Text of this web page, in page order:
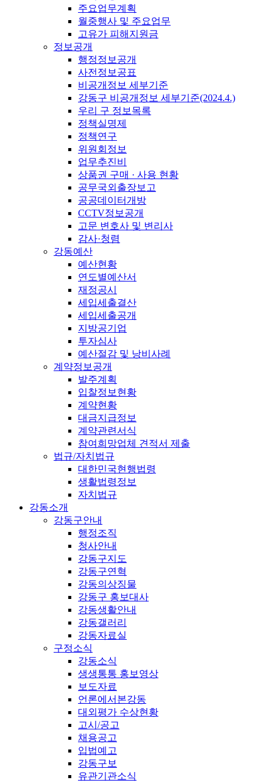
주요업무계획
월중행사 및 주요업무
고유가 피해지원금
정보공개
행정정보공개
사전정보공표
비공개정보 세부기준
강동구 비공개정보 세부기준(2024.4.)
우리 구 정보목록
정책실명제
정책연구
위원회정보
업무추진비
상품권 구매 · 사용 현황
공무국외출장보고
공공데이터개방
CCTV정보공개
고문 변호사 및 변리사
감사·청렴
강동예산
예산현황
연도별예산서
재정공시
세입세출결산
세입세출공개
지방공기업
투자심사
예산절감 및 낭비사례
계약정보공개
발주계획
입찰정보현황
계약현황
대금지급정보
계약관련서식
참여희망업체 견적서 제출
법규/자치법규
대한민국현행법령
생활법령정보
자치법규
강동소개
강동구안내
행정조직
청사안내
강동구지도
강동구연혁
강동의상징물
강동구 홍보대사
강동생활안내
강동갤러리
강동자료실
구정소식
강동소식
생생통통 홍보영상
보도자료
언론에서본강동
대외평가 수상현황
고시/공고
채용공고
입법예고
강동구보
유관기관소식